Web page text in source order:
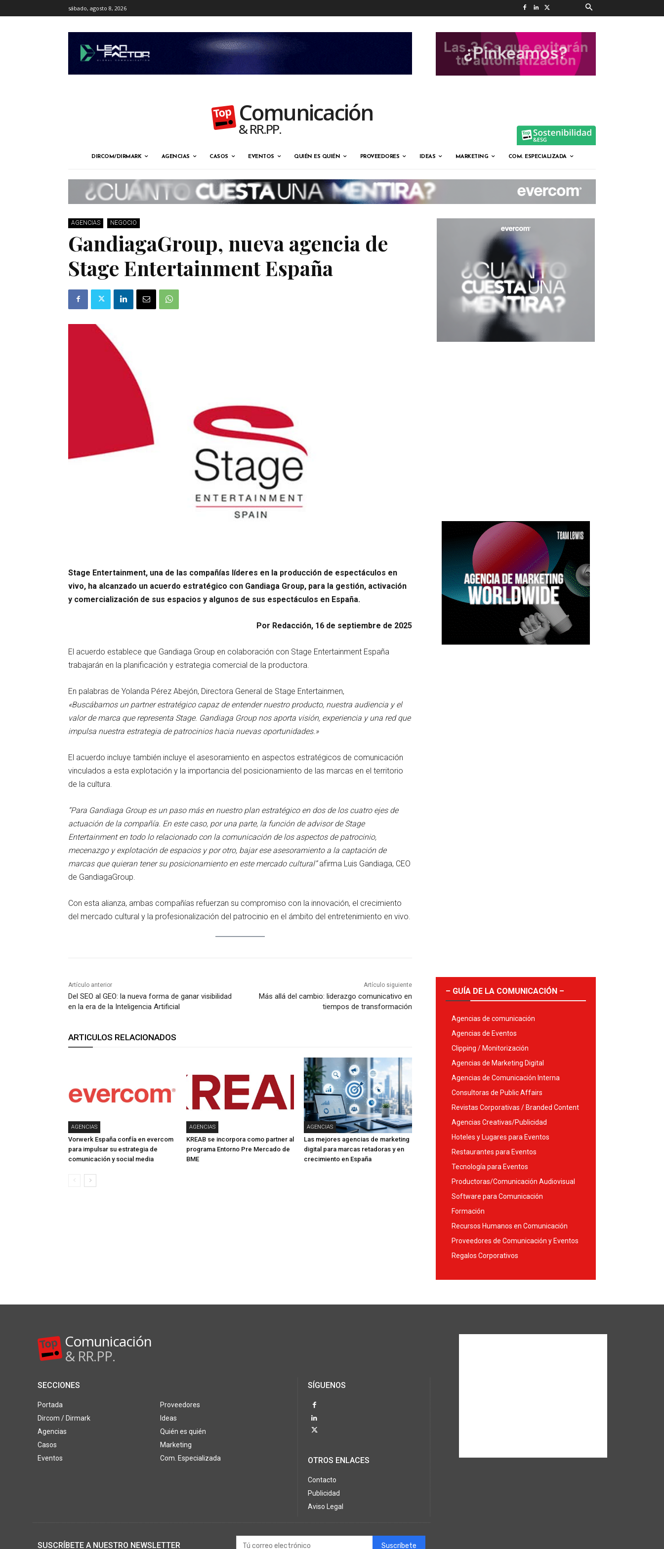
sábado, agosto 8, 2026
Comunicación
& RR.PP.
DIRCOM/DIRMARK AGENCIAS CASOS EVENTOS QUIÉN ES QUIÉN PROVEEDORES IDEAS MARKETING COM. ESPECIALIZADA
AGENCIAS NEGOCIO
GandiagaGroup, nueva agencia de
Stage Entertainment España
Stage Entertainment, una de las compañías líderes en la producción de espectáculos en
vivo, ha alcanzado un acuerdo estratégico con Gandiaga Group, para la gestión, activación
y comercialización de sus espacios y algunos de sus espectáculos en España.
Por Redacción, 16 de septiembre de 2025
El acuerdo establece que Gandiaga Group en colaboración con Stage Entertainment España
trabajarán en la planificación y estrategia comercial de la productora.
En palabras de Yolanda Pérez Abejón, Directora General de Stage Entertainmen,
«Buscábamos un partner estratégico capaz de entender nuestro producto, nuestra audiencia y el
valor de marca que representa Stage. Gandiaga Group nos aporta visión, experiencia y una red que
impulsa nuestra estrategia de patrocinios hacia nuevas oportunidades.»
El acuerdo incluye también incluye el asesoramiento en aspectos estratégicos de comunicación
vinculados a esta explotación y la importancia del posicionamiento de las marcas en el territorio
de la cultura.
“Para Gandiaga Group es un paso más en nuestro plan estratégico en dos de los cuatro ejes de
actuación de la compañía. En este caso, por una parte, la función de advisor de Stage
Entertainment en todo lo relacionado con la comunicación de los aspectos de patrocinio,
mecenazgo y explotación de espacios y por otro, bajar ese asesoramiento a la captación de
marcas que quieran tener su posicionamiento en este mercado cultural”afirma Luis Gandiaga, CEO
de GandiagaGroup.
Con esta alianza, ambas compañías refuerzan su compromiso con la innovación, el crecimiento
del mercado cultural y la profesionalización del patrocinio en el ámbito del entretenimiento en vivo.
Artículo anterior
Del SEO al GEO: la nueva forma de ganar visibilidad
en la era de la Inteligencia Artificial
Artículo siguiente
Más allá del cambio: liderazgo comunicativo en
tiempos de transformación
ARTICULOS RELACIONADOS
AGENCIAS
Vorwerk España confía en evercom
para impulsar su estrategia de
comunicación y social media
AGENCIAS
KREAB se incorpora como partner al
programa Entorno Pre Mercado de
BME
AGENCIAS
Las mejores agencias de marketing
digital para marcas retadoras y en
crecimiento en España
– GUÍA DE LA COMUNICACIÓN –
Agencias de comunicación
Agencias de Eventos
Clipping / Monitorización
Agencias de Marketing Digital
Agencias de Comunicación Interna
Consultoras de Public Affairs
Revistas Corporativas / Branded Content
Agencias Creativas/Publicidad
Hoteles y Lugares para Eventos
Restaurantes para Eventos
Tecnología para Eventos
Productoras/Comunicación Audiovisual
Software para Comunicación
Formación
Recursos Humanos en Comunicación
Proveedores de Comunicación y Eventos
Regalos Corporativos
Comunicación
& RR.PP.
SECCIONES
Portada
Dircom / Dirmark
Agencias
Casos
Eventos
Proveedores
Ideas
Quién es quién
Marketing
Com. Especializada
SÍGUENOS
OTROS ENLACES
Contacto
Publicidad
Aviso Legal
SUSCRÍBETE A NUESTRO NEWSLETTER Suscríbete